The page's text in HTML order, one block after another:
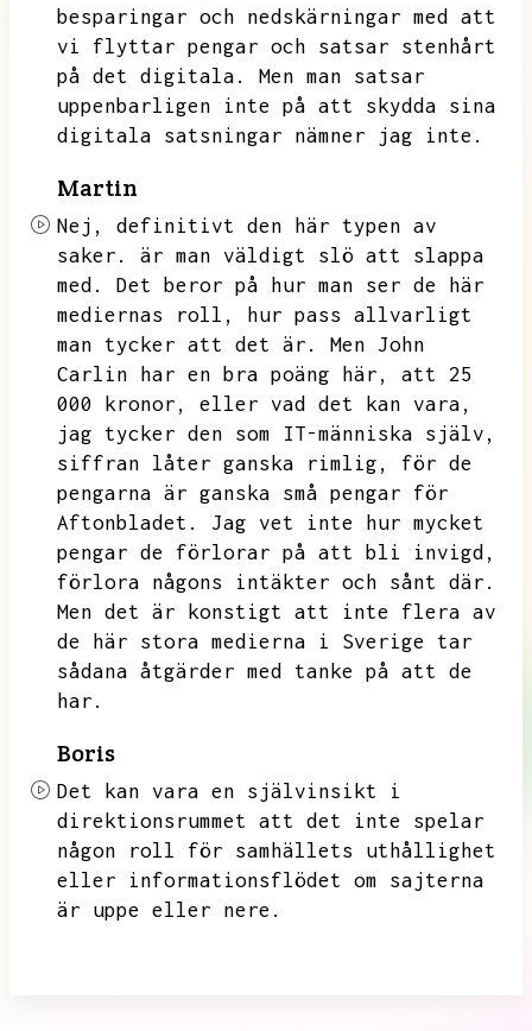
besparingar och nedskärningar med att
vi flyttar pengar och satsar stenhårt
på det digitala.
Men man satsar
uppenbarligen inte på att skydda sina
digitala satsningar nämner jag inte.
Martin
Nej,
definitivt den här typen av
saker.
är man väldigt slö att slappa
med.
Det beror på hur man ser de här
mediernas roll,
hur pass allvarligt
man tycker att det är.
Men John
Carlin har en bra poäng här,
att 25
000 kronor,
eller vad det kan vara,
jag tycker den som IT-människa själv,
siffran låter ganska rimlig,
för de
pengarna är ganska små pengar för
Aftonbladet.
Jag vet inte hur mycket
pengar de förlorar på att bli invigd,
förlora någons intäkter och sånt där.
Men det är konstigt att inte flera av
de här stora medierna i Sverige tar
sådana åtgärder med tanke på att de
har.
Boris
Det kan vara en självinsikt i
direktionsrummet att det inte spelar
någon roll för samhällets uthållighet
eller informationsflödet om sajterna
är uppe eller nere.